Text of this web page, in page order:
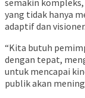
semakin
yang tidak hanya
adaptif dan visioner.
“Kita butuh
dengan tepat,
untuk mencapai
publik akan